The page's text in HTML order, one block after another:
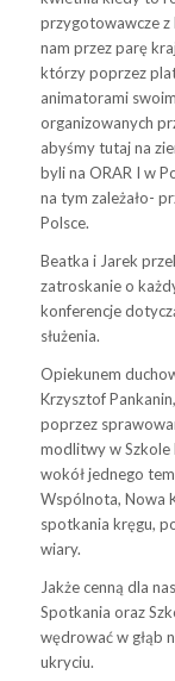
przygotowawcze z
nam przez parę
którzy poprzez
animatorami
organizowanych
abyśmy tutaj na
byli na ORAR I w
na tym zależało-
Polsce.
Beatka i Jarek
zatroskanie o
konferencje
służenia.
Opiekunem
Krzysztof
poprzez
modlitwy w Szkole
wokół jednego
Wspólnota, Nowa
spotkania kręgu,
wiary.
Jakże cenną dla
Spotkania oraz
wędrować w głąb
ukryciu.